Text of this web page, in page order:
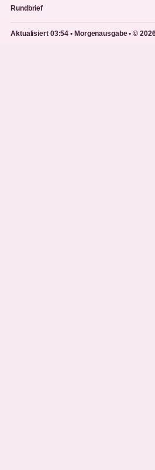
Rundbrief
Aktualisiert 03:54 • Morgenausgabe • ©